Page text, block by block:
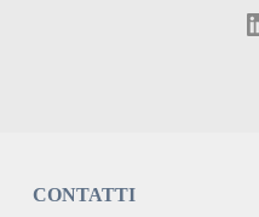
CONTATTI